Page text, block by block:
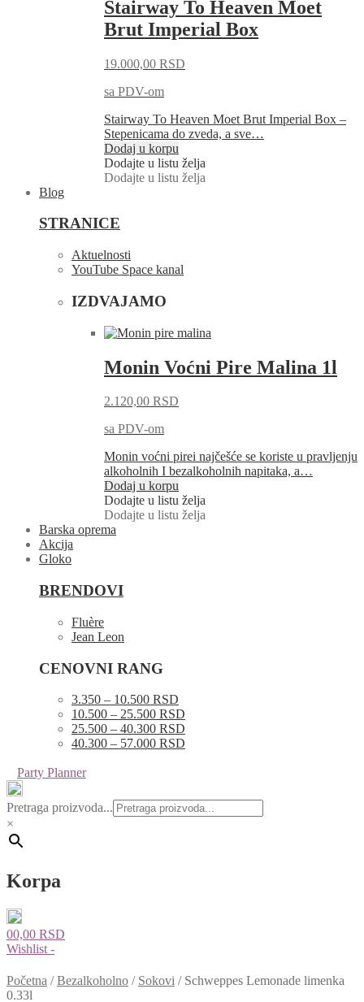
Stairway To Heaven Moet
Brut Imperial Box
19.000,00 RSD
sa PDV-om
Stairway To Heaven Moet Brut Imperial Box –
Stepenicama do zveda, a sve…
Dodaj u korpu
Dodajte u listu želja
Dodajte u listu želja
Blog
STRANICE
Aktuelnosti
YouTube Space kanal
IZDVAJAMO
Monin Voćni Pire Malina 1l
2.120,00 RSD
sa PDV-om
Monin voćni pirei najčešće se koriste u pravljenju
alkoholnih I bezalkoholnih napitaka, a…
Dodaj u korpu
Dodajte u listu želja
Dodajte u listu želja
Barska oprema
Akcija
Gloko
BRENDOVI
Fluère
Jean Leon
CENOVNI RANG
3.350 – 10.500 RSD
10.500 – 25.500 RSD
25.500 – 40.300 RSD
40.300 – 57.000 RSD
Party Planner
Pretraga proizvoda...
×
Korpa
00,00 RSD
Wishlist -
Početna /Bezalkoholno / Sokovi / Schweppes Lemonade limenka
0.33l